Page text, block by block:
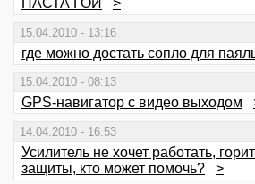
ПАСТА ГОИ >
15.04.2010 - 13:16
где можно достать сопло для
15.04.2010 - 08:13
GPS-навигатор с видео выходом
14.04.2010 - 16:53
Усилитель не хочет работать,
защиты, кто может помочь?
>